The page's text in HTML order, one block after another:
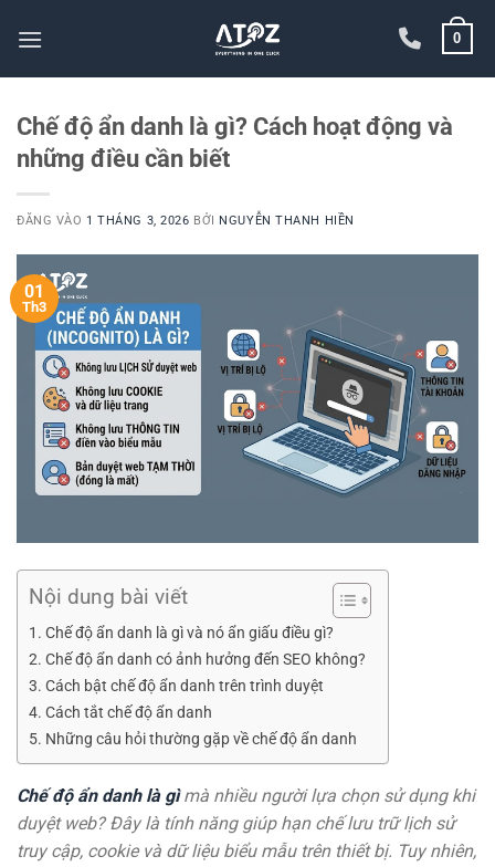
qua
0
Chế độ ẩn danh là gì? Cách hoạt động và
những điều cần biết
ĐĂNG VÀO 1 THÁNG 3, 2026 BỞI NGUYỄN THANH HIỀN
01
Th3
Nội dung bài viết
Chế độ ẩn danh là gì và nó ẩn giấu điều gì?
Chế độ ẩn danh có ảnh hưởng đến SEO không?
Cách bật chế độ ẩn danh trên trình duyệt
Cách tắt chế độ ẩn danh
Những câu hỏi thường gặp về chế độ ẩn danh
Chế độ ẩn danh là gìmà nhiều người lựa chọn sử dụng khi
duyệt web? Đây là tính năng giúp hạn chế lưu trữ lịch sử
truy cập, cookie và dữ liệu biểu mẫu trên thiết bị. Tuy nhiên,